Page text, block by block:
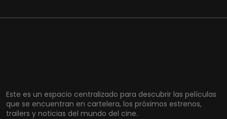
Este es un espacio centralizado para descubrir las películas
que se encuentran en cartelera, los próximos estrenos,
trailers y noticias del mundo del cine.